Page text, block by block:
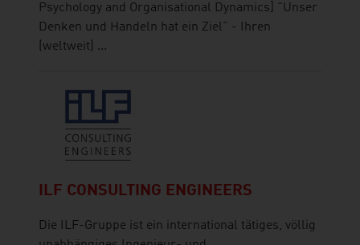
Psychology and Organisational Dynamics] "Unser
Denken und Handeln hat ein Ziel" - Ihren
(weltweit) ...
ILF CONSULTING ENGINEERS
Die ILF-Gruppe ist ein international tätiges, völlig